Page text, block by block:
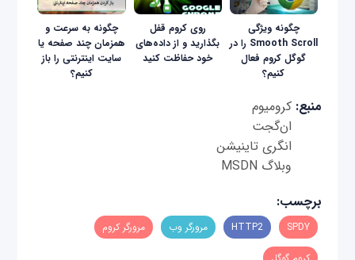
چگونه ویژگی
Smooth Scroll را در
گوگل کروم فعال
کنیم؟
روی کروم قفل
بگذارید و از داده‌های
خود حفاظت کنید
چگونه به سرعت و
همزمان چند صفحه یا
سایت اینترنتی را باز
کنیم؟
منبع:کرومیوم
ان‌گجت
انگری تاینیشن
وبلاگ MSDN
برچسب:
SPDY
HTTP2 مرورگر وب مرورگر کروم